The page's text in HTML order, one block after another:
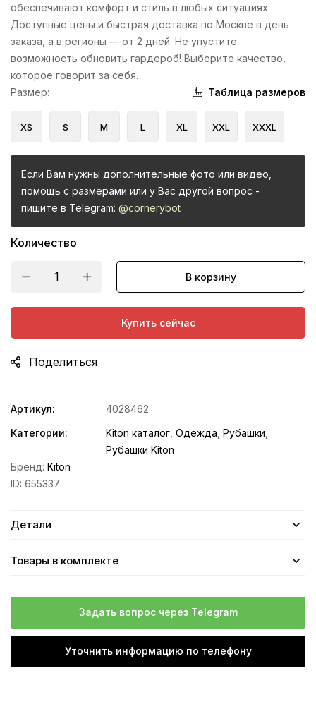
обеспечивают комфорт и стиль в любых ситуациях.
Доступные цены и быстрая доставка по Москве в день
заказа, а в регионы — от 2 дней. Не упустите
возможность обновить гардероб! Выберите качество,
которое говорит за себя.
Размер: Таблица размеров
XS S M L XL XXL XXXL
Если Вам нужны дополнительные фото или видео,
помощь с размерами или у Вас другой вопрос -
пишите в Telegram: @cornerybot
Количество
В корзину
Купить сейчас
Поделиться
Артикул:
4028462
Категории:
Kiton каталог Одежда Рубашки
Рубашки Kiton
Бренд: Kiton
ID: 655337
Детали
Товары в комплекте
Задать вопрос через Telegram
Уточнить информацию по телефону